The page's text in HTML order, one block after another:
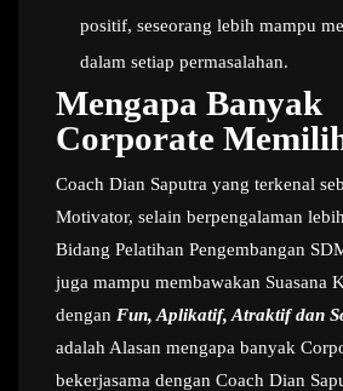
positif, seseorang lebih mampu
dalam setiap permasalahan.
Mengapa Banyak
Corporate
Coach Dian Saputra yang terkenal
Motivator, selain berpengalaman
Bidang Pelatihan Pengembangan
juga mampu membawakan Suasana
dengan Fun, Aplikatif, Atraktif dan
adalah Alasan mengapa banyak
bekerjasama dengan Coach Dian